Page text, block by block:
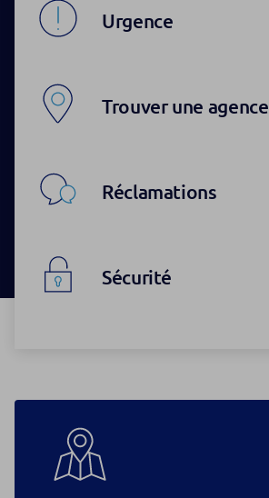
Urgence
Trouver une agence
Réclamations
Sécurité